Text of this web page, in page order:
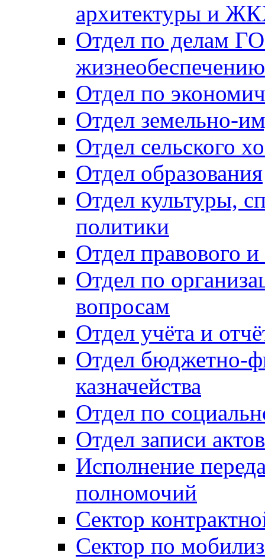
архитектуры и
Отдел по делам
Отдел по
Отдел земельно-
Отдел сельского
Отдел образования
Отдел культуры,
политики
Отдел правового
Отдел по
вопросам
Отдел учёта и
Отдел бюджетно-
казначейства
Отдел по
Отдел записи
Исполнение
полномочий
Сектор
Сектор по